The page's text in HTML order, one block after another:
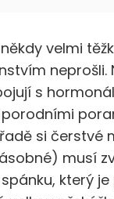
velmi
neprošli.
s
si čerstvé
musí
který je